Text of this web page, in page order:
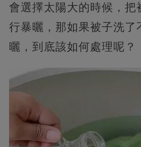
會選擇太陽大的時候，把
行暴曬，那如果被子洗了
曬，到底該如何處理呢？